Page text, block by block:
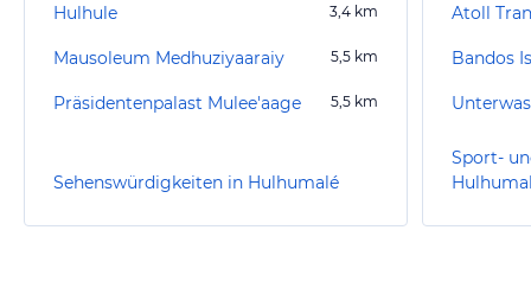
Hulhule 3,4 km
Mausoleum Medhuziyaaraiy 5,5 km
Präsidentenpalast Mulee'aage 5,5 km
Sehenswürdigkeiten in Hulhumalé
Atoll
Bandos
Sport-